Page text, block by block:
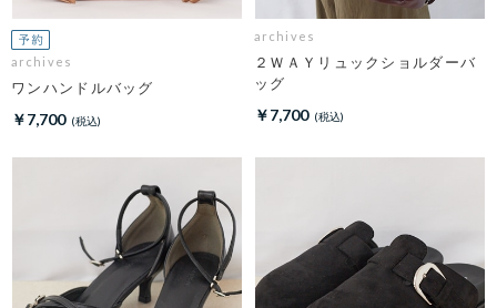
archives
ワンハンドルバッグ
￥7,700
archives
２ＷＡＹリュックショルダーバ
ッグ
￥7,700